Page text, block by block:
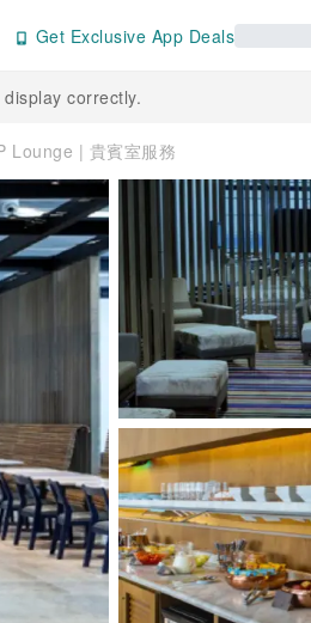
Get Exclusive App Deals
correctly.
Lounge | 貴賓室服務